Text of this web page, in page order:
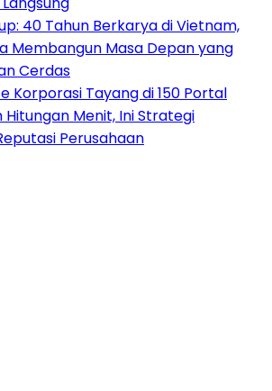
40 Tahun Berkarya di Vietnam,
Membangun Masa Depan yang
Cerdas
Korporasi Tayang di 150 Portal
Menit, Ini Strategi
Perusahaan